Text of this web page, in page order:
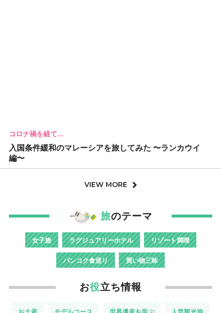
コロナ禍を経て…
入国条件緩和のマレーシアを旅してみた 〜ランカウイ
編〜
VIEW MORE
旅のテーマ
女子旅 ラグジュアリーホテル リゾート満喫
バンコク食巡り 買い物三昧
お役立ち情報